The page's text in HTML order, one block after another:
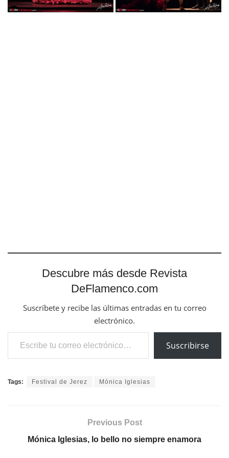
Descubre más desde Revista
DeFlamenco.com
Suscríbete y recibe las últimas entradas en tu correo
electrónico.
Escribe tu correo electrónico…
Suscribirse
Tags: Festival de Jerez Mónica Iglesias
Previous Post
Mónica Iglesias, lo bello no siempre enamora